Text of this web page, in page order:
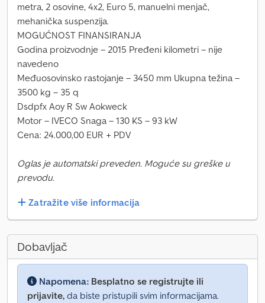
metra, 2 osovine, 4x2, Euro 5, manuelni menjač,
mehanička suspenzija.
MOGUĆNOST FINANSIRANJA
Godina proizvodnje – 2015 Pređeni kilometri – nije
navedeno
Međuosovinsko rastojanje – 3450 mm Ukupna težina –
3500 kg – 35 q
Dsdpfx Aoy R Sw Aokweck
Motor – IVECO Snaga – 130 KS – 93 kW
Cena: 24.000,00 EUR + PDV
Oglas je automatski preveden. Moguće su greške u
prevodu.
Zatražite više informacija
Dobavljač
Napomena: Besplatno se registrujte ili
prijavite, da biste pristupili svim informacijama.